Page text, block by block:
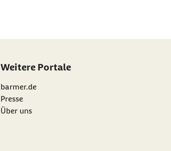
Weitere Portale
barmer.de
Presse
Über uns